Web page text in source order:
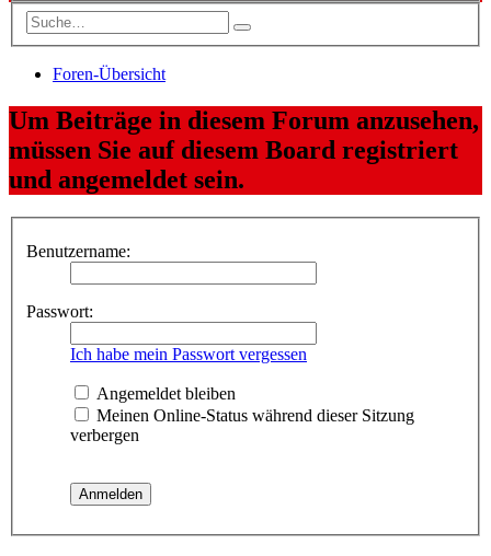
Foren-Übersicht
Um Beiträge in diesem Forum anzusehen,
müssen Sie auf diesem Board registriert
und angemeldet sein.
Benutzername:
Passwort:
Ich habe mein Passwort vergessen
Angemeldet bleiben
Meinen Online-Status während dieser Sitzung
verbergen